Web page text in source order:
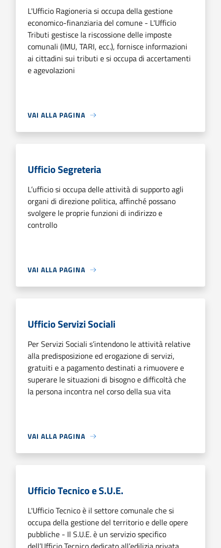
L'Ufficio Ragioneria si occupa della gestione
economico-finanziaria del comune - L'Ufficio
Tributi gestisce la riscossione delle imposte
comunali (IMU, TARI, ecc.), fornisce informazioni
ai cittadini sui tributi e si occupa di accertamenti
e agevolazioni
VAI ALLA PAGINA
Ufficio Segreteria
L’ufficio si occupa delle attività di supporto agli
organi di direzione politica, affinché possano
svolgere le proprie funzioni di indirizzo e
controllo
VAI ALLA PAGINA
Ufficio Servizi Sociali
Per Servizi Sociali s’intendono le attività relative
alla predisposizione ed erogazione di servizi,
gratuiti e a pagamento destinati a rimuovere e
superare le situazioni di bisogno e difficoltà che
la persona incontra nel corso della sua vita
VAI ALLA PAGINA
Ufficio Tecnico e S.U.E.
L'Ufficio Tecnico è il settore comunale che si
occupa della gestione del territorio e delle opere
pubbliche - Il S.U.E. è un servizio specifico